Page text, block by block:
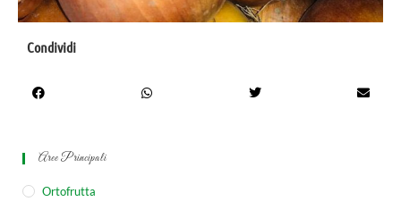
Aree Principali
Ortofrutta
Condividi